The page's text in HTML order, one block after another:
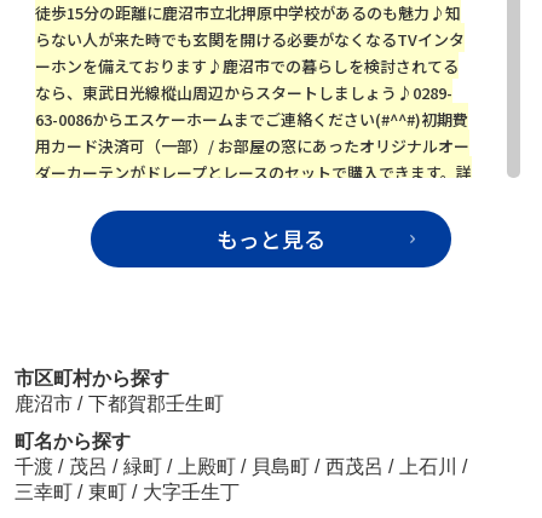
徒歩15分の距離に鹿沼市立北押原中学校があるのも魅力♪知
らない人が来た時でも玄関を開ける必要がなくなるTVインタ
ーホンを備えております♪鹿沼市での暮らしを検討されてる
なら、東武日光線樅山周辺からスタートしましょう♪0289-
63-0086からエスケーホームまでご連絡ください(#^^#)初期費
用カード決済可（一部）/ お部屋の窓にあったオリジナルオー
ダーカーテンがドレープとレースのセットで購入できます。詳
63-0086）までご連絡ください。
パームガーデンＡ202
物件詳細へ
2026.08.02
鹿沼市の不動産のことなら株式会社エスケーホームにお任せ
もっと見る
市区町村から探す
鹿沼市 / 下都賀郡壬生町
町名から探す
千渡 / 茂呂 / 緑町 / 上殿町 / 貝島町 / 西茂呂 / 上石川 /
三幸町 / 東町 / 大字壬生丁